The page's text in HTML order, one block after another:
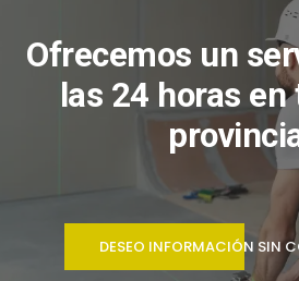
Ofrecemos un
las 24 horas en
DESEO INFORMACIÓN SIN